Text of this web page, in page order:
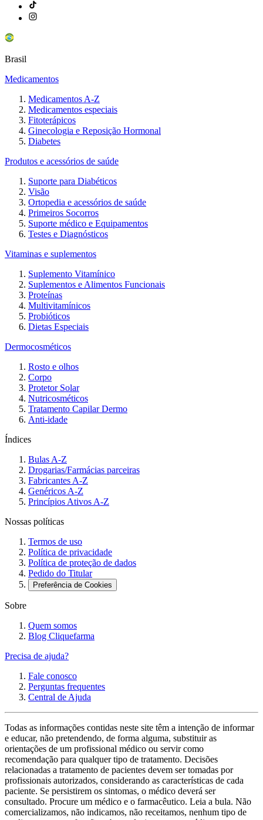
Brasil
Medicamentos
Medicamentos A-Z
Medicamentos especiais
Fitoterápicos
Ginecologia e Reposição Hormonal
Diabetes
Produtos e acessórios de saúde
Suporte para Diabéticos
Visão
Ortopedia e acessórios de saúde
Primeiros Socorros
Suporte médico e Equipamentos
Testes e Diagnósticos
Vitaminas e suplementos
Suplemento Vitamínico
Suplementos e Alimentos Funcionais
Proteínas
Multivitamínicos
Probióticos
Dietas Especiais
Dermocosméticos
Rosto e olhos
Corpo
Protetor Solar
Nutricosméticos
Tratamento Capilar Dermo
Anti-idade
Índices
Bulas A-Z
Drogarias/Farmácias parceiras
Fabricantes A-Z
Genéricos A-Z
Princípios Ativos A-Z
Nossas políticas
Termos de uso
Política de privacidade
Política de proteção de dados
Pedido do Titular
Preferência de Cookies
Sobre
Quem somos
Blog Cliquefarma
Precisa de ajuda?
Fale conosco
Perguntas frequentes
Central de Ajuda
Todas as informações contidas neste site têm a intenção de informar
e educar, não pretendendo, de forma alguma, substituir as
orientações de um profissional médico ou servir como
recomendação para qualquer tipo de tratamento. Decisões
relacionadas a tratamento de pacientes devem ser tomadas por
profissionais autorizados, considerando as características de cada
paciente. Se persistirem os sintomas, o médico deverá ser
consultado. Procure um médico e o farmacêutico. Leia a bula. Não
comercializamos, não indicamos, não receitamos, nenhum tipo de